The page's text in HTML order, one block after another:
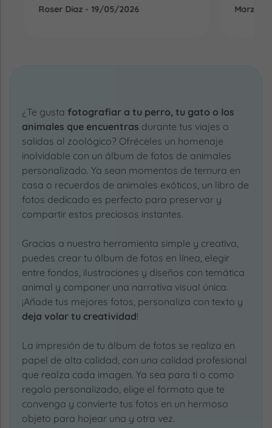
Roser Diaz - 19/05/2026
¿Te gusta fotografiar a tu perro, tu gato o los
animales que encuentras durante tus viajes o
salidas al zoológico? Ofréceles un homenaje
inolvidable con un álbum de fotos de animales
personalizado. Ya sean momentos de ternura en
casa o recuerdos de animales exóticos, un libro de
fotos dedicado es perfecto para preservar y
compartir estos preciosos instantes.
Gracias a nuestra herramienta simple y creativa,
puedes crear tu álbum de fotos en línea, elegir
entre fondos, ilustraciones y diseños con temática
animal y componer una narrativa visual única.
¡Añade tus mejores fotos, personaliza con texto y
deja volar tu creatividad!
La impresión de tu álbum de fotos se realiza en
papel de alta calidad, con una calidad profesional
que realza cada imagen. Ya sea para ti o como
regalo personalizado, elige el formato que te
convenga y convierte tus fotos en un hermoso
objeto para hojear una y otra vez.